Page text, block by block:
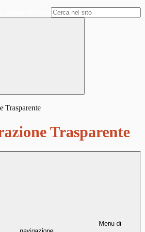
Trasparente
Trasparente
Menu di